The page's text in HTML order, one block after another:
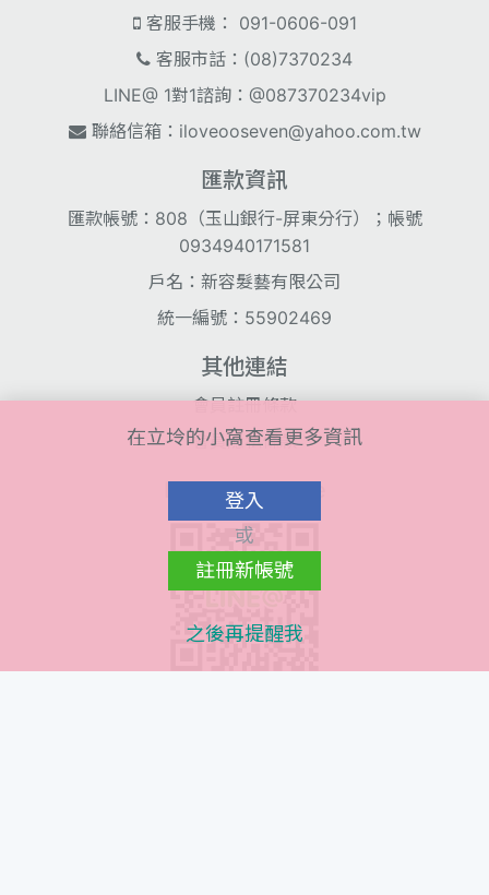
客服手機： 091-0606-091
客服市話：(08)7370234
LINE@ 1對1諮詢：@087370234vip
聯絡信箱： iloveooseven@yahoo.com.tw
匯款資訊
匯款帳號：808（玉山銀行-屏東分行）；帳號
0934940171581
戶名：新容髮藝有限公司
統一編號：55902469
其他連結
會員註冊條款
會員隱私條款
Line@ QR Code
在立坽的小窩查看更多資訊
登入
或
註冊新帳號
之後再提醒我